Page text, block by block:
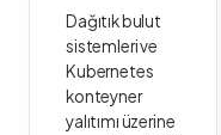
Dağıtık bulut
sistemleri ve
Kubernetes
konteyner
yalıtımı üzerine